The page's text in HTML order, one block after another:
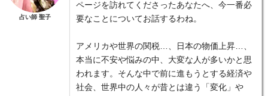
占い師 聖子
ページを訪れてくださったあなたへ、今一番必
要なことについてお話するわね。
アメリカや世界の関税…、日本の物価上昇…、
本当に不安や悩みの中、大変な人が多いかと思
われます。そんな中で前に進もうとする経済や
社会、世界中の人々が昔とは違う「変化」や